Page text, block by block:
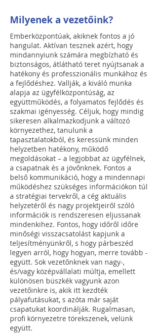
Milyenek a vezetőink?
Emberközpontúak, akiknek fontos a jó
hangulat. Aktívan tesznek azért, hogy
mindannyiunk számára megbízható és
biztonságos, átlátható teret nyújtsanak a
hatékony és professzionális munkához és
a fejlődéshez. Vallják, a kiváló munka
alapja az ügyfélközpontúság, az
együttműködés, a folyamatos fejlődés és
szakmai igényesség. Céljuk, hogy mindig
sikeresen alkalmazkodjunk a változó
környezethez, tanulunk a
tapasztalatokból, és keressünk minden
helyzetben hatékony, működő
megoldásokat – a legjobbat az ügyfélnek,
a csapatnak és a jövőnknek. Fontos a
belső kommunikáció, hogy a mindennapi
működéshez szükséges információkon túl
a stratégiai tervekről, a cég aktuális
helyzetéről és nagy projektjeiről szóló
információk is rendszeresen eljussanak
mindenkihez. Fontos, hogy időről időre
minőségi visszacsatolást kapjunk a
teljesítményünkről, s hogy párbeszéd
legyen arról, hogy hogyan, merre tovább -
együtt. Sok vezetőnknek van nagy-,
és/vagy középvállalati múltja, emellett
különösen büszkék vagyunk azon
vezetőinkre is, akik itt kezdték
pályafutásukat, s azóta már saját
csapatukat koordinálják. Rugalmasan,
profi környezetre törekszenek, velünk
együtt.